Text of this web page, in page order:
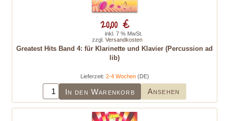
Greatest Hits Band 4: für Klarinette und Klavier (Percussion ad
lib)
Lieferzeit: 2-4 Wochen(DE)
In den Warenkorb Ansehen
20,00 €
inkl. 7 % MwSt.
zzgl. Versandkosten